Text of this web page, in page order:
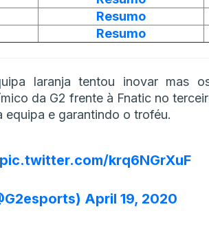
Resumo
Resumo
laranja tentou inovar mas
da G2 frente à Fnatic no
equipa e garantindo o troféu.
pic.twitter.com/krq6NGrXuF
April 19, 2020